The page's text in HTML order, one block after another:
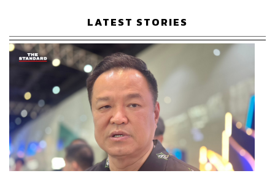
อยู่ในภวังค์ ‘ชั่วโมงต้องมนตร์’ ในแบบของ Apple
เพราะนับตั้งแต่ที่คุณแกะกล่อง AirPods ออกมา ดึงกระดาษ
ไขที่ห่อหุ้มมันออก ก็จะพบกับกล่องสีขาวสะอาดที่เป็น
เอกลักษณ์สินค้าของ Apple มายาวนานตั้งแต่ iBook, iPod
และ MacBook (ดั้งเดิม) ซึ่งทันทีที่คุณเปิดฝามันขึ้น แค่เสี้ยว
วินาที AirPods นี้ก็จะเป็นของคุณและคุณคนเดียวเท่านั้น
ประโยคข้างบนก็แอบเวอร์ไปนิด แต่ประสบการณ์ช่วงเวลาที่
เปิดฝา AirPods ขึ้นมาแล้วมันทำความรู้จักกับ iPhone ของ
เราได้โดยไม่ต้องไปตั้งค่าอะไรให้วุ่นวาย ไม่ต้องไปเปิด
LATEST STORIES